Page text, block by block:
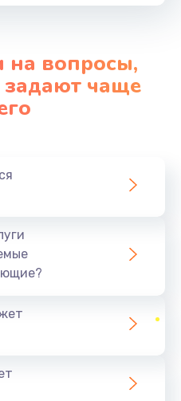
руб.
руб.
руб.
руб.
питания
на вопросы,
чаще